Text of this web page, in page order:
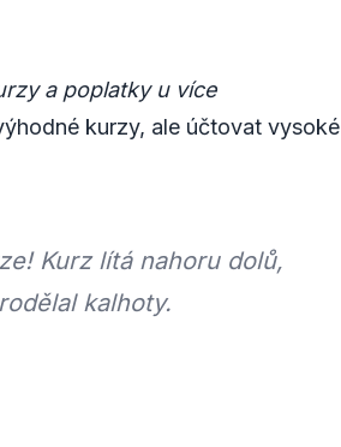
a poplatky u více
kurzy, ale účtovat vysoké
Kurz lítá nahoru dolů,
kalhoty.